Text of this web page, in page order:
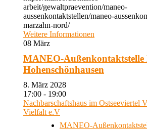
arbeit/gewaltpraevention/maneo-
aussenkontaktstellen/maneo-
marzahn-nord/
Weitere Informationen
08 März
MANEO-Außenkontaktstelle
Hohenschönhausen
8. März 2028
17:00 - 19:00
Nachbarschaftshaus im Ostseeviertel
Vielfalt e.V
MANEO-